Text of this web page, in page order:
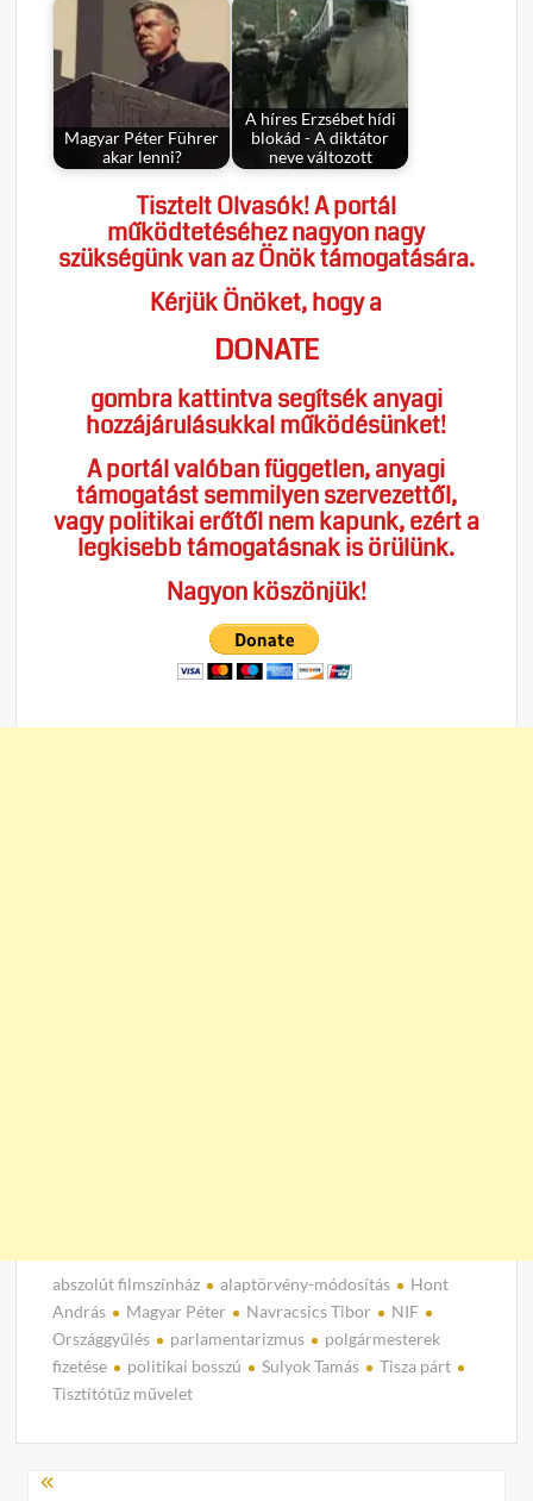
Magyar Péter Führer
akar lenni?
A híres Erzsébet hídi
blokád - A diktátor
neve változott
Tisztelt Olvasók! A portál
működtetéséhez nagyon nagy
szükségünk van az Önök támogatására.
Kérjük Önöket, hogy a
DONATE
gombra kattintva segítsék anyagi
hozzájárulásukkal működésünket!
A portál valóban független, anyagi
támogatást semmilyen szervezettől,
vagy politikai erőtől nem kapunk, ezért a
legkisebb támogatásnak is örülünk.
Nagyon köszönjük!
abszolút filmszínház alaptörvény-módosítás
Hont
András
Magyar Péter Navracsics Tibor
NIF
Országgyűlés
parlamentarizmus
polgármesterek
fizetése
politikai bosszú Sulyok Tamás
Tisza párt
Tisztítótűz művelet
Bejegyzés